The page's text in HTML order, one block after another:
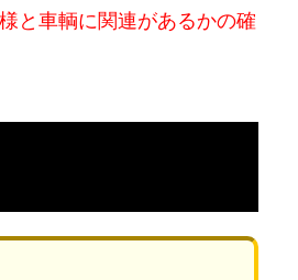
と車輌に関連があるかの確